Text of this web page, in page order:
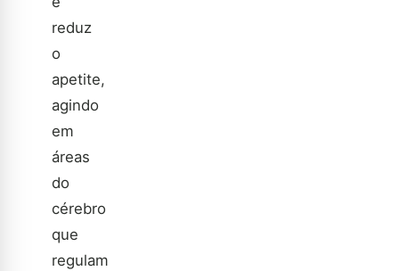
reduz
o
apetite,
agindo
em
áreas
do
cérebro
que
regulam